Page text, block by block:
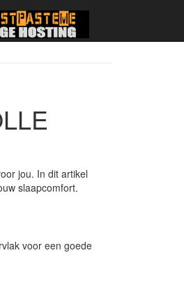
jou. In dit artikel
slaapcomfort.
voor een goede